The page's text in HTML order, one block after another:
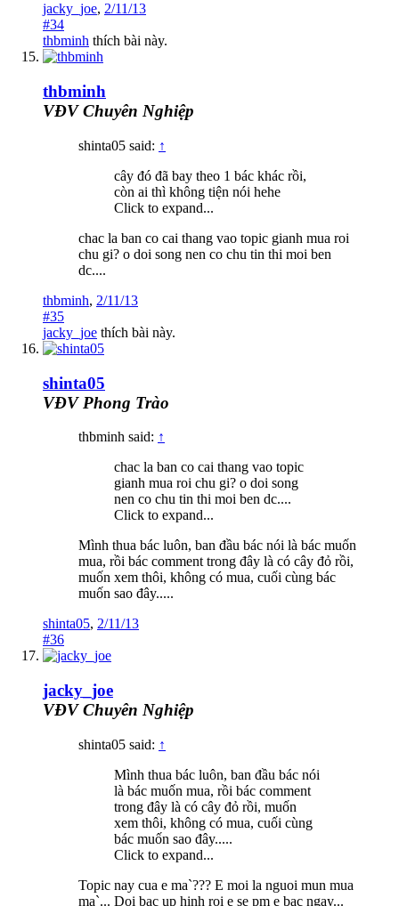
jacky_joe, 2/11/13
#34
thbminh thích bài này.
thbminh
VĐV Chuyên Nghiệp
shinta05 said: ↑
cây đó đã bay theo 1 bác khác rồi,
còn ai thì không tiện nói hehe
Click to expand...
chac la ban co cai thang vao topic gianh mua roi
chu gi? o doi song nen co chu tin thi moi ben
dc....
thbminh, 2/11/13
#35
jacky_joe thích bài này.
shinta05
VĐV Phong Trào
thbminh said: ↑
chac la ban co cai thang vao topic
gianh mua roi chu gi? o doi song
nen co chu tin thi moi ben dc....
Click to expand...
Mình thua bác luôn, ban đầu bác nói là bác muốn
mua, rồi bác comment trong đây là có cây đỏ rồi,
muốn xem thôi, không có mua, cuối cùng bác
muốn sao đây.....
shinta05, 2/11/13
#36
jacky_joe
VĐV Chuyên Nghiệp
shinta05 said: ↑
Mình thua bác luôn, ban đầu bác nói
là bác muốn mua, rồi bác comment
trong đây là có cây đỏ rồi, muốn
xem thôi, không có mua, cuối cùng
bác muốn sao đây.....
Click to expand...
Topic nay cua e ma`??? E moi la nguoi mun mua
ma`... Doi bac up hinh roi e se pm e bac ngay...